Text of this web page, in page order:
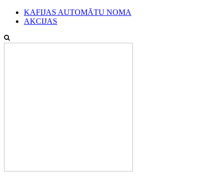
KAFIJAS AUTOMĀTU NOMA
AKCIJAS